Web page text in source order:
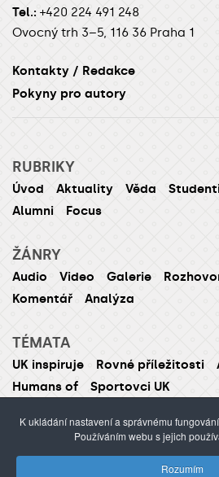
Tel.: +420 224 491 248
Ovocný trh 3–5, 116 36 Praha 1
Kontakty / Redakce
Pokyny pro autory
RUBRIKY
Úvod Aktuality Věda
Alumni
Focus
ŽÁNRY
Audio Video Galerie
Komentář
Analýza
TÉMATA
UK inspiruje Rovné příležitosti
Humans of
Sportovci UK
K ukládání nastavení a správnému
Používáním webu s jejich
Rozumím